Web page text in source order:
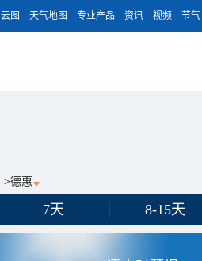
云图 天气地图 专业产品 资讯 视频 节气
>德惠
7天 8-15天